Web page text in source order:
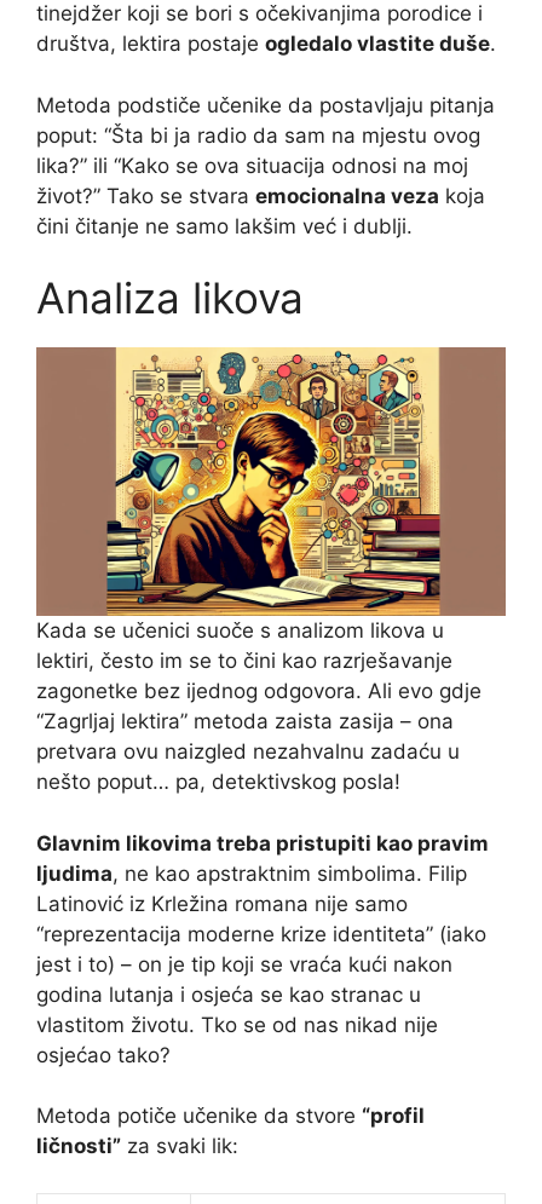
tinejdžer koji se bori s očekivanjima porodice i
društva, lektira postaje ogledalo vlastite duše.
Metoda podstiče učenike da postavljaju pitanja
poput: “Šta bi ja radio da sam na mjestu ovog
lika?” ili “Kako se ova situacija odnosi na moj
život?” Tako se stvara emocionalna veza koja
čini čitanje ne samo lakšim već i dublji.
Analiza likova
Kada se učenici suoče s analizom likova u
lektiri, često im se to čini kao razrješavanje
zagonetke bez ijednog odgovora. Ali evo gdje
“Zagrljaj lektira” metoda zaista zasija – ona
pretvara ovu naizgled nezahvalnu zadaću u
nešto poput… pa, detektivskog posla!
Glavnim likovima treba pristupiti kao pravim
ljudima, ne kao apstraktnim simbolima. Filip
Latinović iz Krležina romana nije samo
“reprezentacija moderne krize identiteta” (iako
jest i to) – on je tip koji se vraća kući nakon
godina lutanja i osjeća se kao stranac u
vlastitom životu. Tko se od nas nikad nije
osjećao tako?
Metoda potiče učenike da stvore “profil
ličnosti” za svaki lik: